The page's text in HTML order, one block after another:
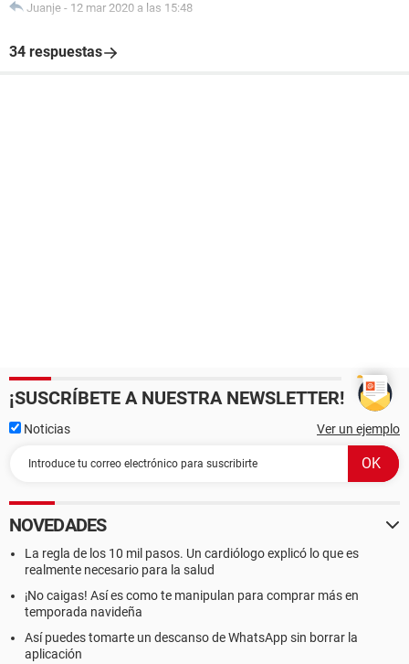
Juanje - 12 mar 2020 a las 15:48
34 respuestas
¡SUSCRÍBETE A NUESTRA NEWSLETTER!
Noticias Ver un ejemplo
NOVEDADES
La regla de los 10 mil pasos. Un cardiólogo explicó lo que es
realmente necesario para la salud
¡No caigas! Así es como te manipulan para comprar más en
temporada navideña
Así puedes tomarte un descanso de WhatsApp sin borrar la
aplicación